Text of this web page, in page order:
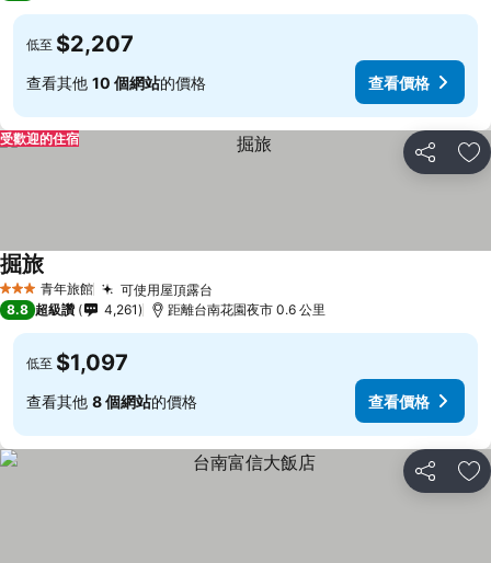
低至 $2,207
查看其他 10 個網站的價格 查看價格
分享 加
受歡迎的住宿
3 星級 青年旅館 可使用屋頂露台
掘旅
8.8 超級讚 4,261 距離台南花園夜市 0.6 公里
低至 $1,097
查看其他 8 個網站的價格 查看價格
分享 加